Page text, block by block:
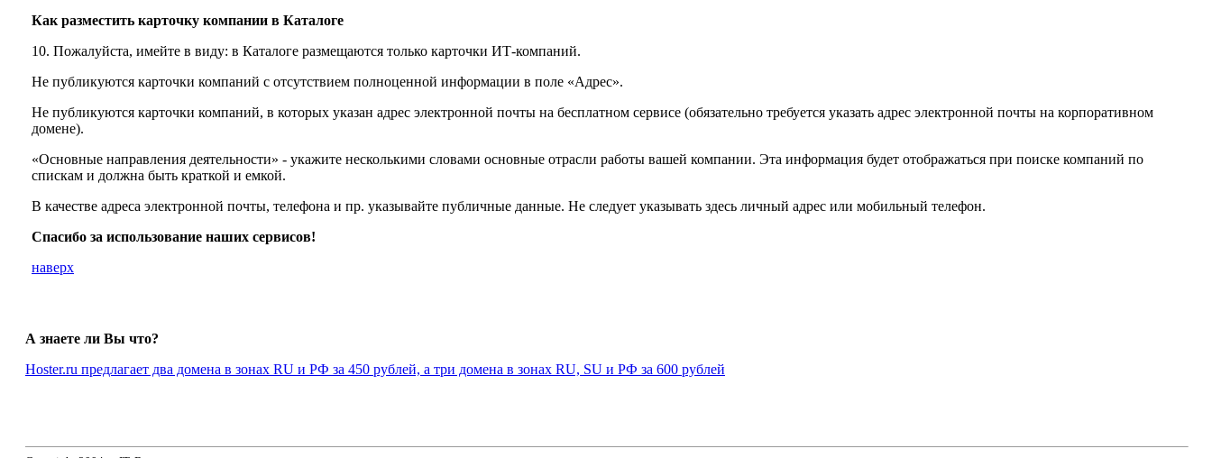
Как разместить карточку компании в Каталоге
10. Пожалуйста, имейте в виду: в Каталоге размещаются только карточки ИТ-компаний.
Не публикуются карточки компаний с отсутствием полноценной информации в поле «Адрес».
Не публикуются карточки компаний, в которых указан адрес электронной почты на бесплатном сервисе (обязательно требуется указать адрес электронной почты на корпоративном
домене).
«Основные направления деятельности» - укажите несколькими словами основные отрасли работы вашей компании. Эта информация будет отображаться при поиске компаний по
спискам и должна быть краткой и емкой.
В качестве адреса электронной почты, телефона и пр. указывайте публичные данные. Не следует указывать здесь личный адрес или мобильный телефон.
Спасибо за использование наших сервисов!
наверх
А знаете ли Вы что?
Hoster.ru предлагает два домена в зонах RU и РФ за 450 рублей, а три домена в зонах RU, SU и РФ за 600 рублей